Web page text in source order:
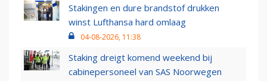
Stakingen en dure brandstof drukken
winst Lufthansa hard omlaag
04-08-2026, 11:38
Staking dreigt komend weekend bij
cabinepersoneel van SAS Noorwegen